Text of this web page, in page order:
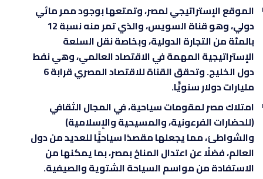
الموقع الإستراتيجي لمصر، وتمتعها بوجود ممر مائي
دولي، وهو قناة السويس، والذي تمر منه نسبة 12
بالمئة من التجارة الدولية، وبخاصة نقل السلعة
الإستراتيجية المهمة في الاقتصاد العالمي، وهي نفط
دول الخليج. وتحقق القناة للاقتصاد المصري قرابة 6
مليارات دولار سنويًّا.
امتلاك مصر لمقومات سياحية، في المجال الثقافي
(للحضارات الفرعونية، والمسيحية والإسلامية)
والشواطئ، مما يجعلها مقصدًا سياحيًّا للعديد من دول
العالم، فضلًا عن اعتدال المناخ بمصر، بما يمكنها من
الاستفادة من مواسم السياحة الشتوية والصيفية.